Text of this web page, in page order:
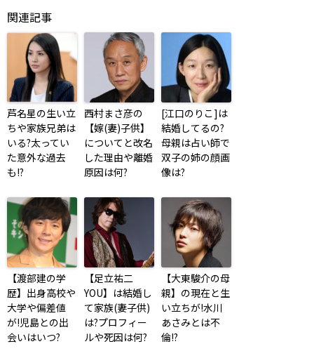
【渡部建の学
歴】出身高校や
大学や偏差値
が!児島との出
会いはいつ?
【足立祐二
YOU】は結婚し
て家族(妻子供)
は?プロフィー
ルや死因は何?
【大東駿介の母
親】の現在と生
い立ちが!水川
あさみとは不
倫!?
[上甲友規]のツイッターやフェイスブック判明!
学歴や現在の会社は!?[あいつ今]
山村紅葉は結婚して夫(旦那)子供はいる!?学歴が
エリートでお嬢様なの!?
コメントをどうぞ